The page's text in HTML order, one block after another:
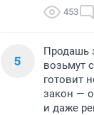
453
5
Продашь
возьмут
готовит
закон —
и даже